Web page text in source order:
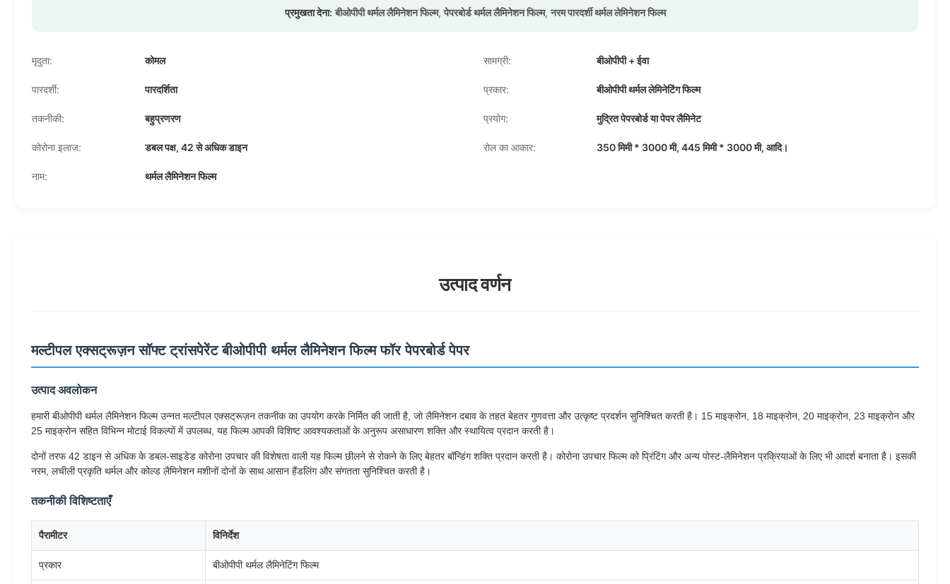
प्रमुखता देना: बीओपीपी थर्मल लैमिनेशन फिल्म, पेपरबोर्ड थर्मल लैमिनेशन फिल्म, नरम पारदर्शी थर्मल लेमिनेशन फिल्म
मृदुता: कोमल सामग्री: बीओपीपी + ईवा
पारदर्शी: पारदर्शिता प्रकार: बीओपीपी थर्मल लेमिनेटिंग फिल्म
तकनीकी: बहुप्रणरण प्रयोग: मुद्रित पेपरबोर्ड या पेपर लैमिनेट
कोरोना इलाज: डबल पक्ष, 42 से अधिक डाइन रोल का आकार: 350 मिमी * 3000 मी, 445 मिमी * 3000 मी, आदि।
नाम: थर्मल लैमिनेशन फिल्म
उत्पाद वर्णन
मल्टीपल एक्सट्रूज़न सॉफ्ट ट्रांसपेरेंट बीओपीपी थर्मल लैमिनेशन फिल्म फॉर पेपरबोर्ड पेपर
उत्पाद अवलोकन
हमारी बीओपीपी थर्मल लैमिनेशन फिल्म उन्नत मल्टीपल एक्सट्रूज़न तकनीक का उपयोग करके निर्मित की जाती है, जो लैमिनेशन दबाव के तहत बेहतर गुणवत्ता और उत्कृष्ट प्रदर्शन सुनिश्चित करती है। 15 माइक्रोन, 18 माइक्रोन, 20 माइक्रोन, 23 माइक्रोन और
25 माइक्रोन सहित विभिन्न मोटाई विकल्पों में उपलब्ध, यह फिल्म आपकी विशिष्ट आवश्यकताओं के अनुरूप असाधारण शक्ति और स्थायित्व प्रदान करती है।
दोनों तरफ 42 डाइन से अधिक के डबल-साइडेड कोरोना उपचार की विशेषता वाली यह फिल्म छीलने से रोकने के लिए बेहतर बॉन्डिंग शक्ति प्रदान करती है। कोरोना उपचार फिल्म को प्रिंटिंग और अन्य पोस्ट-लैमिनेशन प्रक्रियाओं के लिए भी आदर्श बनाता है। इसकी
नरम, लचीली प्रकृति थर्मल और कोल्ड लैमिनेशन मशीनों दोनों के साथ आसान हैंडलिंग और संगतता सुनिश्चित करती है।
तकनीकी विशिष्टताएँ
पैरामीटर विनिर्देश
प्रकार बीओपीपी थर्मल लैमिनेटिंग फिल्म